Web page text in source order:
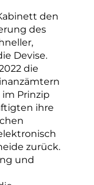
den
des
Devise.
die
Prinzip
ihre
zurück.
und